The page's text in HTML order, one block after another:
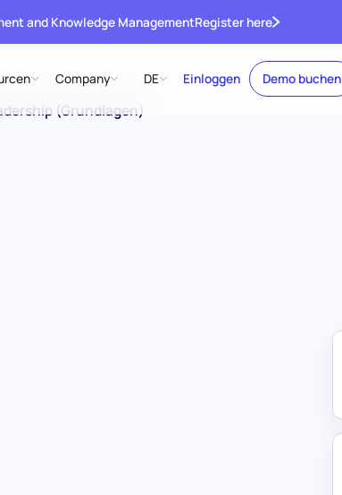
and Knowledge ManagementRegister here
Company DE Einloggen Demo buchen
(Grundlagen)